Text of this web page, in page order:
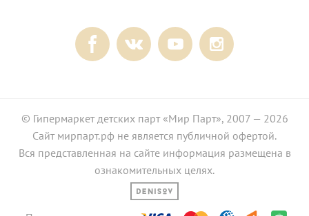
© Гипермаркет детских парт «Мир Парт», 2007 — 2026
Сайт мирпарт.рф не является публичной офертой.
Вся представленная на сайте информация размещена в
ознакомительных целях.